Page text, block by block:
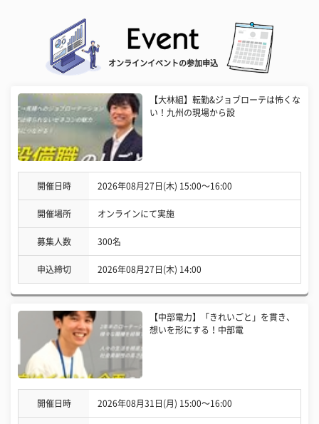
オンラインイベントの参加申込
【大林組】転勤&ジョブローテは怖くな
い！九州の現場から設
開催日時 2026年08月27日(木) 15:00〜16:00
開催場所 オンラインにて実施
募集人数 300名
申込締切 2026年08月27日(木) 14:00
【中部電力】「きれいごと」を貫き、
想いを形にする！中部電
開催日時 2026年08月31日(月) 15:00〜16:00